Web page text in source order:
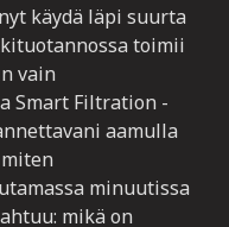
käydä läpi suurta
toimii
vain
Smart Filtration -
aamulla
minuutissa
mikä on